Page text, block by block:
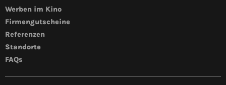
Werben im Kino
Firmengutscheine
Referenzen
Standorte
FAQs